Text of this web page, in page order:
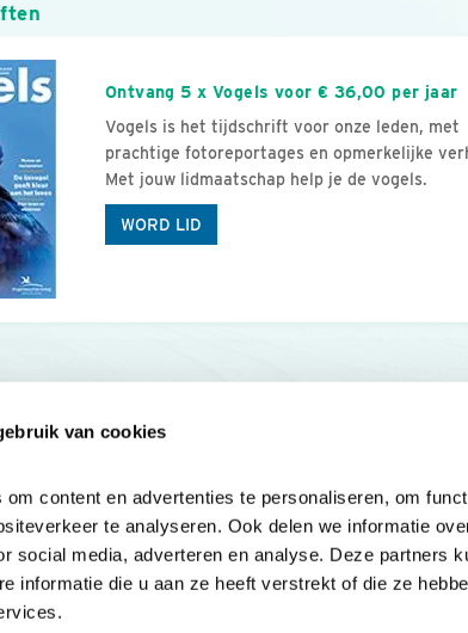
van cookies
om content en advertenties te personaliseren, om
te analyseren. Ook delen we informatie
social media, adverteren en analyse. Deze partners
informatie die u aan ze heeft verstrekt of die ze
Ontvang 5 x Vogels voor € 36,00 per jaar
Vogels is het tijdschrift voor onze leden, met
prachtige fotoreportages en opmerkelijke
Met jouw lidmaatschap help je de vogels.
WORD LID